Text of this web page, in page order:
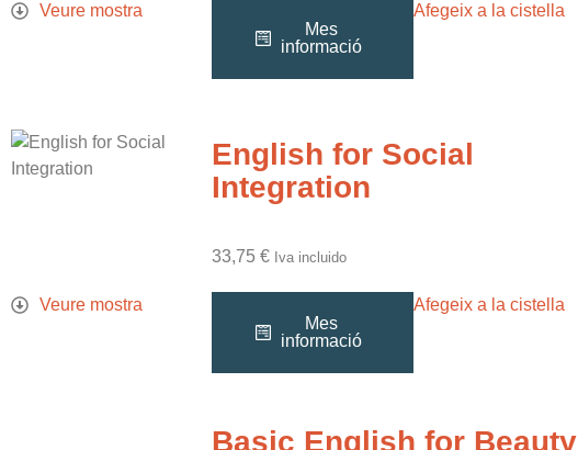
Veure mostra
Mes
informació
Afegeix a la cistella
English for Social
Integration
33,75€ Iva incluido
Veure mostra
Mes
informació
Afegeix a la cistella
Basic English for Beauty